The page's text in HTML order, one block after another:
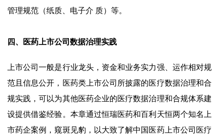
管理规范（纸质、电子介 质）等。
四、医药上市公司数据治理实践
上市公司一般是行业龙头，资金和业务实力强、运作相对规
范且信息公开，医药类上市公司所披露的医疗数据治理和合
规实践，可以为其他医药企业的医疗数据治理和合规体系建
设提供借鉴经验。本章通过恒瑞医药和百利天恒两个知名上
市药企案例，窥斑见豹，以大致了解中国医药上市公司医疗